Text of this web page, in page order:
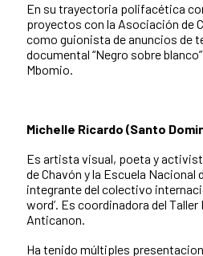
En su trayectoria polifacética
proyectos con la Asociación de
como guionista de anuncios de
documental “Negro sobre
Mbomio.
Michelle Ricardo (Santo
Es artista visual, poeta y
de Chavón y la Escuela Nacional
integrante del colectivo
word’. Es coordinadora del
Anticanon.
Ha tenido múltiples